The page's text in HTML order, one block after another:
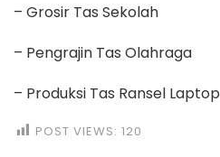
– Grosir Tas Sekolah
– Pengrajin Tas Olahraga
– Produksi Tas Ransel Laptop
POST VIEWS: 120